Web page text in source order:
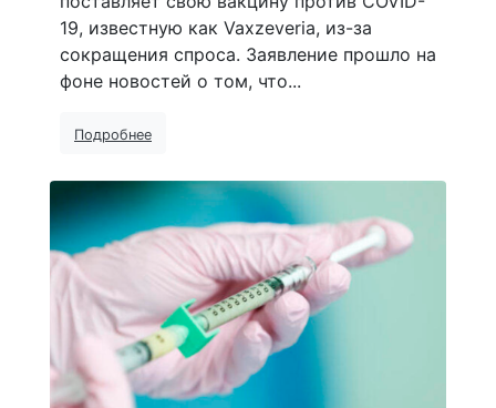
19, известную как Vaxzeveria, из-за
сокращения спроса. Заявление прошло на
фоне новостей о том, что...
Подробнее